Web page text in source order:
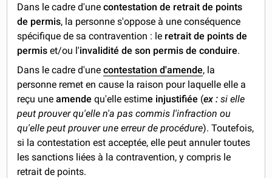
Dans le cadre d'unecontestation de retrait de points
de permis, la personne s'oppose à une conséquence
spécifique de sa contravention : le retrait de points de
permis et/ou l'invalidité de son permis de conduire.
Dans le cadre d'unecontestation d'amende, la
personne remet en cause la raison pour laquelle elle a
reçu une amendequ'elle estime injustifiée (ex : si elle
peut prouver qu'elle n'a pas commis l'infraction ou
qu'elle peut prouver une erreur de procédure). Toutefois,
si la contestation est acceptée, elle peut annuler toutes
les sanctions liées à la contravention, y compris le
retrait de points.